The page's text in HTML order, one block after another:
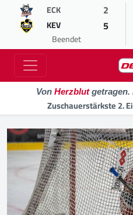
ECK 2
KEV 5
Beendet
Von Herzblutgetragen.
Zuschauerstärkste 2.